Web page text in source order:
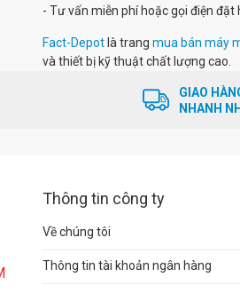
- Tư vấn miễn phí hoặc gọi điện
Fact-Depotlà trang mua bán máy
và thiết bị kỹ thuật chất lượng cao.
GIAO
NHANH
Thông tin công ty
Về chúng tôi
Thông tin tài khoản ngân hàng